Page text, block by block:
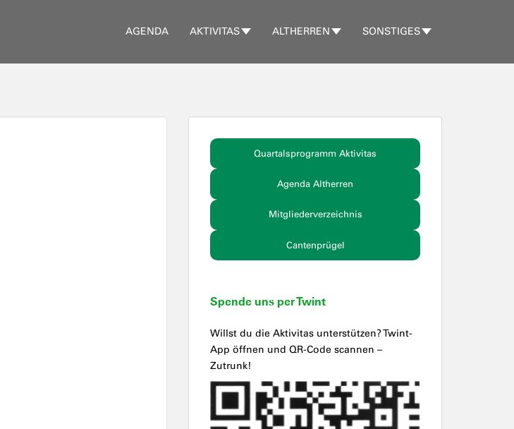
AGENDA AKTIVITAS ALTHERREN SONSTIGES
Quartalsprogramm Aktivitas
Agenda Altherren
Mitgliederverzeichnis
Cantenprügel
Spende uns per Twint
Willst du die Aktivitas unterstützen? Twint-
App öffnen und QR-Code scannen –
Zutrunk!